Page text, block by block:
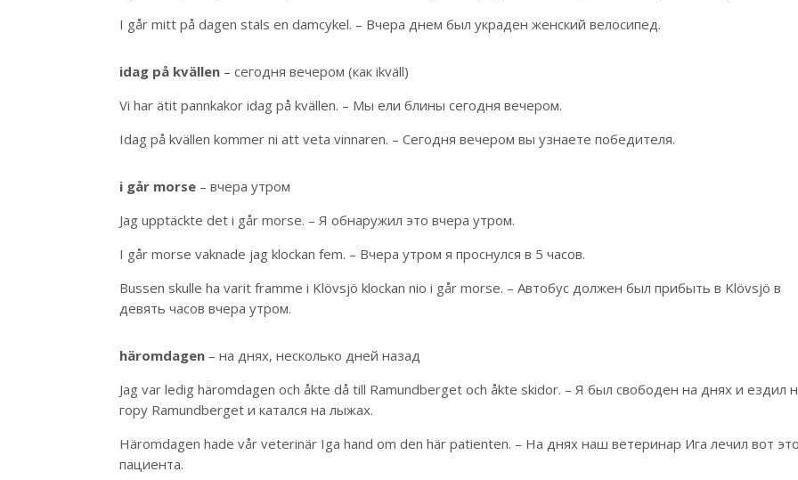
I går mitt på dagen stals en damcykel. – Вчера днем был украден женский велосипед.
idag på kvällen – сегодня вечером (как ikväll)
Vi har ätit pannkakor idag på kvällen. – Мы ели блины сегодня вечером.
Idag på kvällen kommer ni att veta vinnaren. – Сегодня вечером вы узнаете победителя.
i går morse – вчера утром
Jag upptäckte det i går morse. – Я обнаружил это вчера утром.
I går morse vaknade jag klockan fem. – Вчера утром я проснулся в 5 часов.
Bussen skulle ha varit framme i Klövsjö klockan nio i går morse. – Автобус должен был прибыть в Klövsjö в
девять часов вчера утром.
häromdagen – на днях, несколько дней назад
Jag var ledig häromdagen och åkte då till Ramundberget och åkte skidor. – Я был свободен на днях и ездил
гору Ramundberget и катался на лыжах.
Häromdagen hade vår veterinär Iga hand om den här patienten. – На днях наш ветеринар Ига лечил вот
пациента.